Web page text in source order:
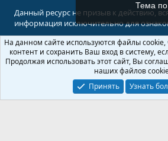
Данный ресурс не призыв к действию,
информация исключительно для
© 2008-2026 Форум Абырвалг.нет - подводная
Перевод: XenForo.Info
Тема
На данном сайте используются файлы
контент и сохранить Ваш вход в систему,
Продолжая использовать этот сайт, Вы
наших файлов
Принять
Узнать